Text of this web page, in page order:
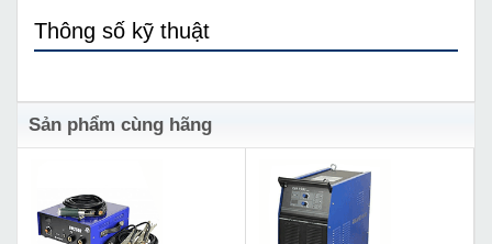
Thông số kỹ thuật
Sản phẩm cùng hãng